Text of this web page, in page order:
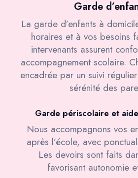
Garde
La garde d’enfants à
horaires et à vos besoins
intervenants assurent
accompagnement scolaire.
encadrée par un suivi
sérénité des
Garde périscolaire et
Nous accompagnons vos
après l’école, avec
Les devoirs sont faits
favorisant autonomie